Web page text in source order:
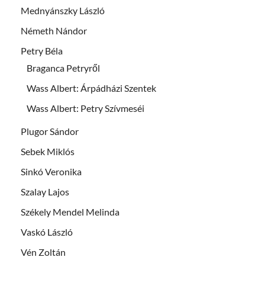
Mednyánszky László
Németh Nándor
Petry Béla
Braganca Petryről
Wass Albert: Árpádházi Szentek
Wass Albert: Petry Szívmeséi
Plugor Sándor
Sebek Miklós
Sinkó Veronika
Szalay Lajos
Székely Mendel Melinda
Vaskó László
Vén Zoltán